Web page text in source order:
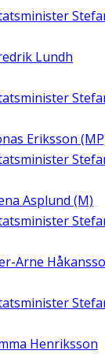
Lundh
Eriksson
Asplund (M)
Arne
Henriksson